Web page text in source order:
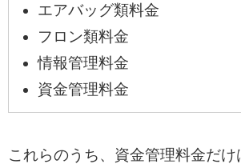
エアバッグ類料金
フロン類料金
情報管理料金
資金管理料金
これらのうち、資金管理料金だ